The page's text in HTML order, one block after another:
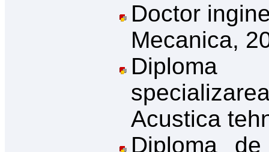
Doctor
Mecanica,
Diploma
Acustica
Diploma